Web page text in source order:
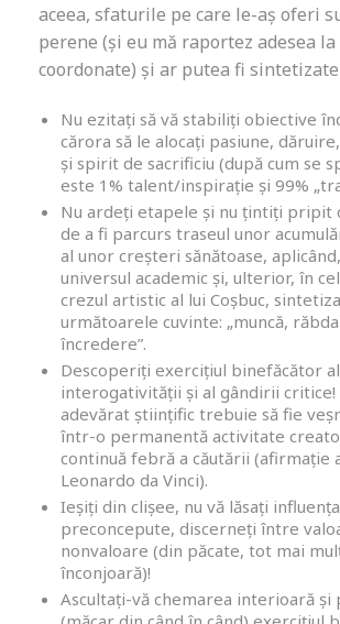
aceea, sfaturile pe care le-aș oferi
perene (și eu mă raportez adesea la
coordonate) și ar putea fi
Nu ezitați să vă stabiliți obiective
cărora să le alocați pasiune,
și spirit de sacrificiu (după cum se
este 1% talent/inspirație și 99%
Nu ardeți etapele și nu țintiți pripit
de a fi parcurs traseul unor
al unor creșteri sănătoase,
universul academic și, ulterior, în
crezul artistic al lui Coșbuc,
următoarele cuvinte: „muncă,
încredere”.
Descoperiți exercițiul binefăcător al
interogativității și al gândirii critice!
adevărat științific trebuie să fie
într-o permanentă activitate
continuă febră a căutării (afirmație
Leonardo da Vinci).
Ieșiți din clișee, nu vă lăsați
preconcepute, discerneți între
nonvaloare (din păcate, tot mai
înconjoară)!
Ascultați-vă chemarea interioară și